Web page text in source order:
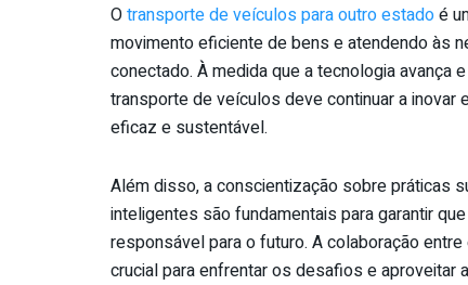
Otransporte de veículos para outro estadoé
movimento eficiente de bens e atendendo às
conectado. À medida que a tecnologia
transporte de veículos deve continuar a
eficaz e sustentável.
Além disso, a conscientização sobre práticas
inteligentes são fundamentais para garantir
responsável para o futuro. A colaboração
crucial para enfrentar os desafios e